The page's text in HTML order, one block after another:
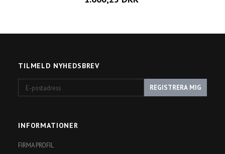
TILMELD NYHEDSBREV
postadress
REGISTRERA MIG
INFORMATIONER
FIRMA PROFIL